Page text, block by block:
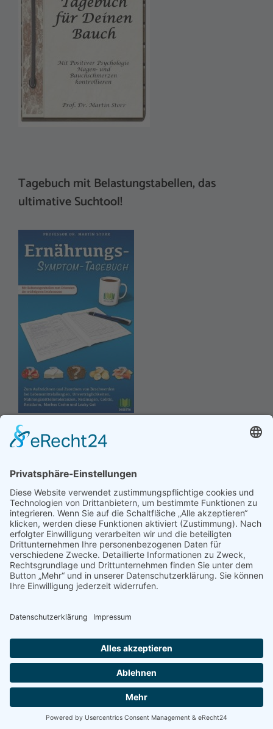
Tagebuch mit Belastungstabellen, das
ultimative Suchtool!
Hinweis an unsere Leser: Wir erstellen für Sie
Informationsseiten. Die Informationen enthalten Affiliate
links zu Amazon, in diesem Zusammenhang erhalten wir
von Partnern eine Provision, sofern ein Kauf zustande
kommt. Für Sie ändert sich dadurch nichts.
Amazon und verdient als Amazon Partner an qualifizierten Verkäufen.
© 2026 FODMAP info – Alle Rechte vorbehalten.